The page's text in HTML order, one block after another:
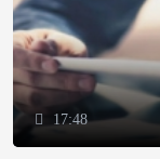
17:48